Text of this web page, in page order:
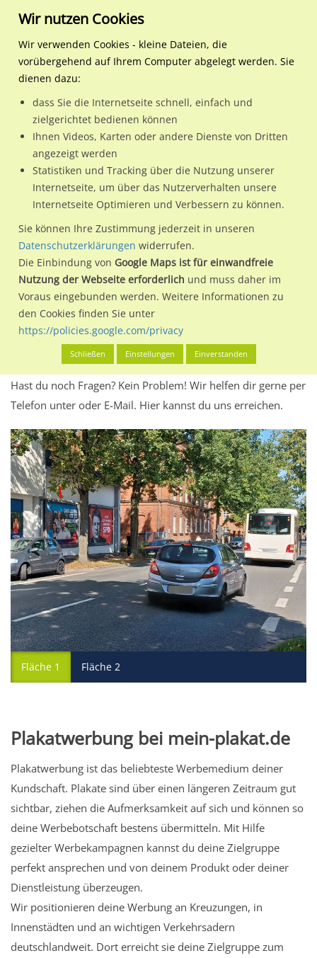
Regionale Plakatwerbung Bayern
Bayreuth
Ludwig-Thoma-Str./
95447 / Bayreuth / Altstadt
Nutze günstige Werbemöglichkeiten am Standort Ludwig-
Thoma-Str./Leibnizstr. 6im Ortsteil Altstadt)in Bayreuth.
Wir erheben für jede unserer Werbeflächen individuelle und
aktuelleStandortinformationenundLeistungswerte
kannst du dich schon vor der Buchung im Detail über den
Standort, seine Reichweite und Werbewirkung sowie
eventuelle Beschränkungen in den zugelassenen
Werbeinhalten informieren.
Alles klar? Dann findest du direkt im unteren Teil dieser Seite
Buchungdes Standorts.
Hast du noch Fragen? Kein Problem! Wir helfen dir gerne per
Telefon unter oder E-Mail. Hier kannst du uns erreichen.
Fläche 1 Fläche 2
Plakatwerbung bei mein-plakat.de
Plakatwerbung ist das beliebteste Werbemedium deiner
Kundschaft. Plakate sind über einen längeren Zeitraum gut
sichtbar, ziehen die Aufmerksamkeit auf sich und können so
deine Werbebotschaft bestens übermitteln. Mit Hilfe
gezielter Werbekampagnen kannst du deine Zielgruppe
perfekt ansprechen und von deinem Produkt oder deiner
Dienstleistung überzeugen.
Wir positionieren deine Werbung an Kreuzungen, in
Innenstädten und an wichtigen Verkehrsadern
deutschlandweit. Dort erreicht sie deine Zielgruppe zum
Wir nutzen Cookies
Wir verwenden Cookies - kleine Dateien, die
vorübergehend auf Ihrem Computer abgelegt werden. Sie
dienen dazu:
dass Sie die Internetseite schnell, einfach und
zielgerichtet bedienen können
Ihnen Videos, Karten oder andere Dienste von Dritten
angezeigt werden
Statistiken und Tracking über die Nutzung unserer
Internetseite, um über das Nutzerverhalten unsere
Internetseite Optimieren und Verbessern zu können.
Sie können Ihre Zustimmung jederzeit in unseren
Datenschutzerklärungen widerrufen.
Die Einbindung von Google Maps ist für einwandfreie
Nutzung der Webseite erforderlich und muss daher im
Voraus eingebunden werden. Weitere Informationen zu
den Cookies finden Sie unter
https://policies.google.com/privacy
Schließen Einstellungen Einverstanden